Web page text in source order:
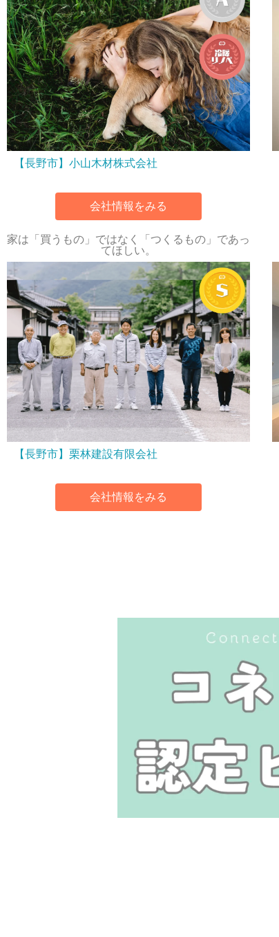
【長野市】小山木材株式会社
会社情報をみる
家は「買うもの」ではなく「つくるもの」であっ
てほしい。
【長野市】栗林建設有限会社
会社情報をみる